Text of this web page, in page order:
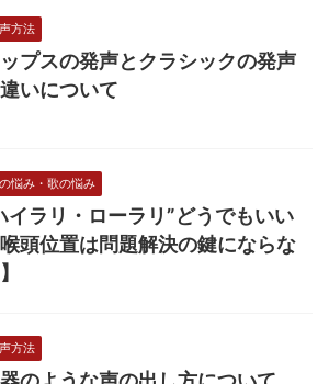
方法
プスの発声とクラシックの発声
いについて
悩み・歌の悩み
イラリ・ローラリ”どうでもいい
喉頭位置は問題解決の鍵にならな
方法